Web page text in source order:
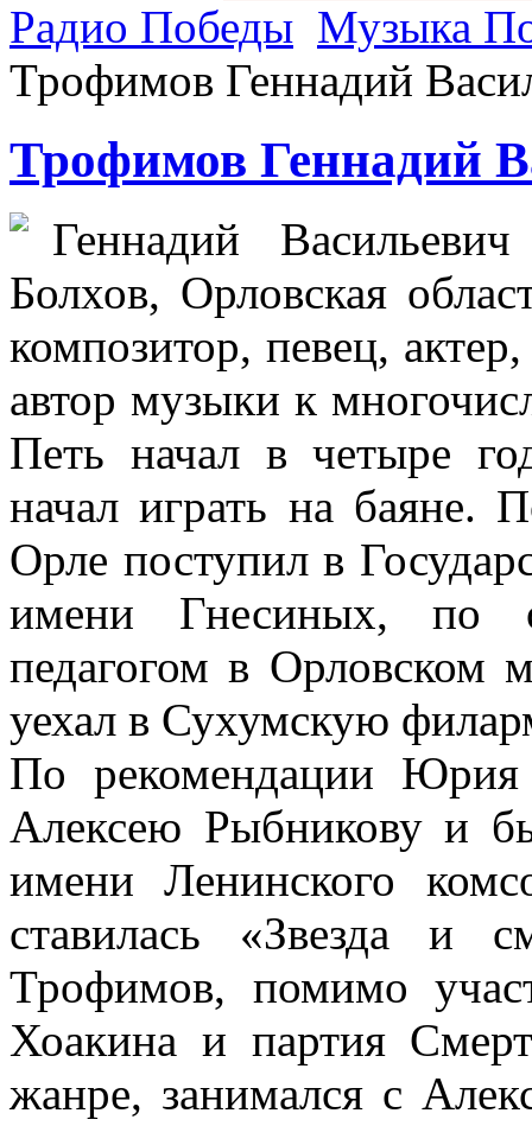
Радио Победы Музыка
Трофимов Геннадий
Трофимов Геннадий
Геннадий
Болхов, Орловская
композитор, певец,
автор музыки к
Петь начал в четыре
начал играть на баяне.
Орле поступил в
имени Гнесиных, по
педагогом в Орловском
уехал в Сухумскую
По рекомендации
Алексею Рыбникову и
имени Ленинского
ставилась «Звезда и
Трофимов, помимо
Хоакина и партия
жанре, занимался с